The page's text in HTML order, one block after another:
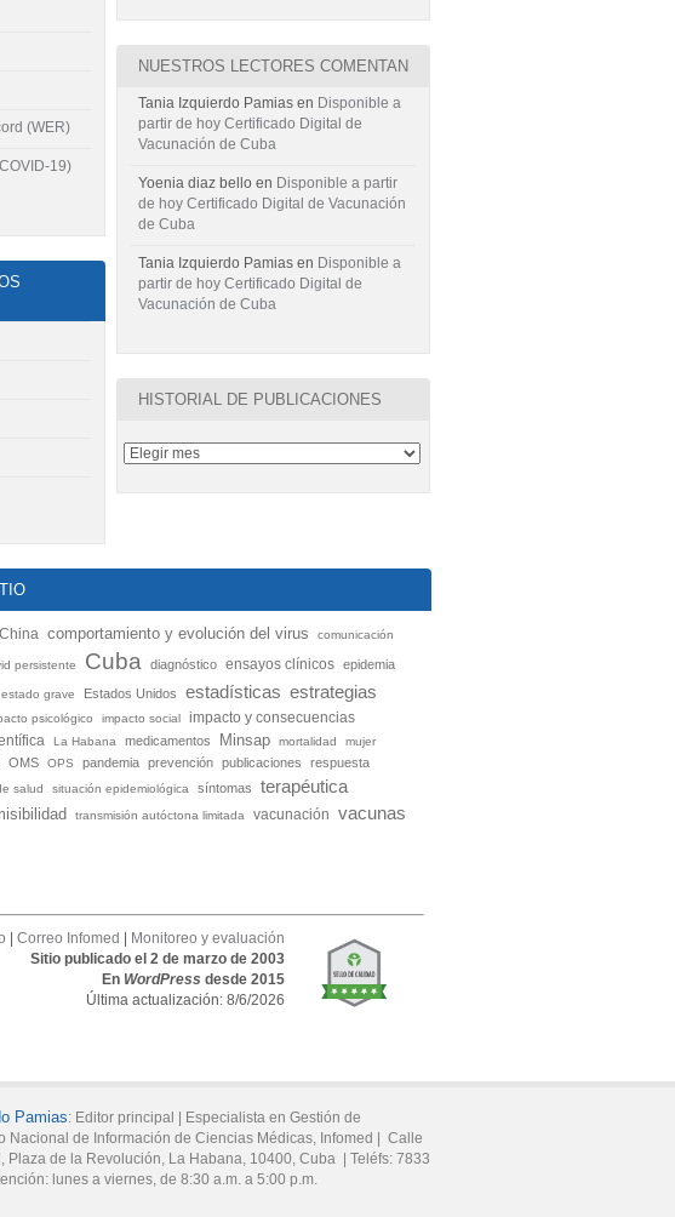
(WER)
19)
NUESTROS LECTORES COMENTAN
Tania Izquierdo Pamias en Disponible a
partir de hoy Certificado Digital de
Vacunación de Cuba
Yoenia diaz bello en Disponible a partir
de hoy Certificado Digital de Vacunación
de Cuba
Tania Izquierdo Pamias en Disponible a
partir de hoy Certificado Digital de
Vacunación de Cuba
HISTORIAL DE PUBLICACIONES
China comportamiento y evolución del virus comunicación
persistente Cuba diagnóstico ensayos clínicos epidemia
estado grave Estados Unidos estadísticas estrategias
psicológico impacto social
impacto y consecuencias
La Habana medicamentos Minsap mortalidad
mujer
OMS OPS pandemia prevención publicaciones
respuesta
salud situación epidemiológica síntomas terapéutica
transmisión autóctona limitada vacunación vacunas
|Correo Infomed
Monitoreo y evaluación
Sitio publicado el 2 de marzo de 2003
En WordPress desde 2015
Última actualización: 8/6/2026
Pamias: Editor principal |
Especialista en Gestión de
Nacional de Información de Ciencias Médicas, Infomed |
Calle
Plaza de la Revolución, La Habana, 10400, Cuba Teléfs: 7833
lunes a viernes, de 8:30 a.m. a 5:00 p.m.